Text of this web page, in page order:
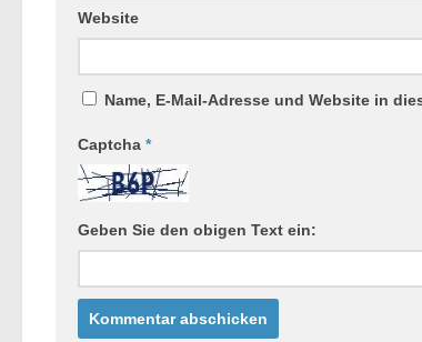
Website
Name, E-Mail-Adresse und Website in
Captcha *
Geben Sie den obigen Text ein: